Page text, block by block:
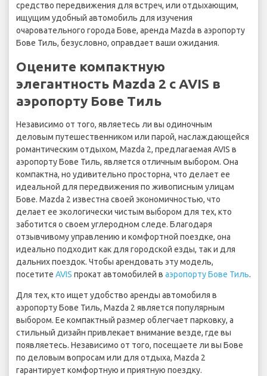
средство передвижения для встреч, или отдыхающим,
ищущим удобный автомобиль для изучения
очаровательного города Бове, аренда Mazda в аэропорту
Бове Тиль, безусловно, оправдает ваши ожидания.
Оцените компактную
элегантность Mazda 2 с AVIS в
аэропорту Бове Тиль
Независимо от того, являетесь ли вы одиночным
деловым путешественником или парой, наслаждающейся
романтическим отдыхом, Mazda 2, предлагаемая AVIS в
аэропорту Бове Тиль, является отличным выбором. Она
компактна, но удивительно просторна, что делает ее
идеальной для передвижения по живописным улицам
Бове. Mazda 2 известна своей экономичностью, что
делает ее экологически чистым выбором для тех, кто
заботится о своем углеродном следе. Благодаря
отзывчивому управлению и комфортной поездке, она
идеально подходит как для городской езды, так и для
дальних поездок. Чтобы арендовать эту модель,
посетите AVIS прокат автомобилей в аэропорту Бове Тиль.
Для тех, кто ищет удобство аренды автомобиля в
аэропорту Бове Тиль, Mazda 2 является популярным
выбором. Ее компактный размер облегчает парковку, а
стильный дизайн привлекает внимание везде, где вы
появляетесь. Независимо от того, посещаете ли вы Бове
по деловым вопросам или для отдыха, Mazda 2
гарантирует комфортную и приятную поездку.